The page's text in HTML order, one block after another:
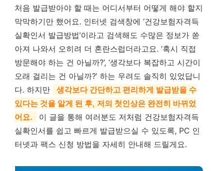
처음 발급받아야 할 때는 어디서부터 어떻게 해야 할지
막막하기만 했어요. 인터넷 검색창에 ‘건강보험자격득
실확인서 발급방법’이라고 검색해도 수많은 정보가 쏟
아져 나와서 오히려 더 혼란스럽더라고요. ‘혹시 직접
방문해야 하는 건 아닐까?’, ‘생각보다 복잡하고 시간이
오래 걸리는 건 아닐까?’ 하는 우려도 솔직히 있었답니
다. 하지만
생각보다 간단하고 편리하게 발급받을 수
있다는 것을 알게 된 후, 저의 첫인상은 완전히 바뀌었
어요.
이 글을 통해 여러분도 저처럼 건강보험자격득
실확인서를 쉽고 빠르게 발급받으실 수 있도록, PC 인
터넷과 팩스 신청 방법을 자세히 안내해 드릴게요.